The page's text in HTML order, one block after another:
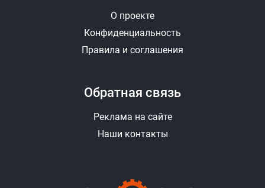
О проекте
Конфиденциальность
Правила и соглашения
Обратная связь
Реклама на сайте
Наши контакты